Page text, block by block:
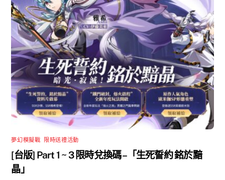
夢幻模擬戰 限時送禮活動
[台版] Part 1 ~ 3 限時兌換碼 –「生死誓約 銘於黯
晶」